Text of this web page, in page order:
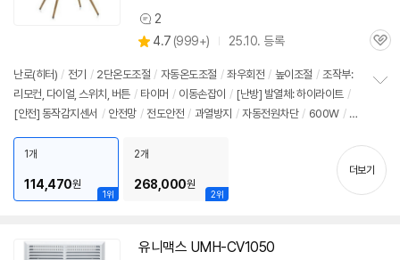
상
품
견
2
별
점
4.7 (상
리
뷰
999+) 25.10. 등록
관
난로(히터) / 전기 / 2단온도조절 / 자동온도조절 / 좌우회전 / 높이조절 / 조작부:
리모컨, 다이얼, 스위치 , 버튼 / 타이머 / 이동손잡이 / [난방] 발열체: 하이라이트 /
[안전] 동작감지센서 / 안전망 / 전도안전 / 과열방지 / 자동전원차단 / 600W / AI
0mm(다리 포함)
기
1위
1개
114,470원
2위
2개
268,000원
더보기
유니맥스 UMH-CV1050